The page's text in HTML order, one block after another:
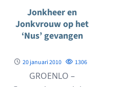
Jonkheer en
Jonkvrouw op het
‘Nus’ gevangen
20 januari 2010 1306
GROENLO –